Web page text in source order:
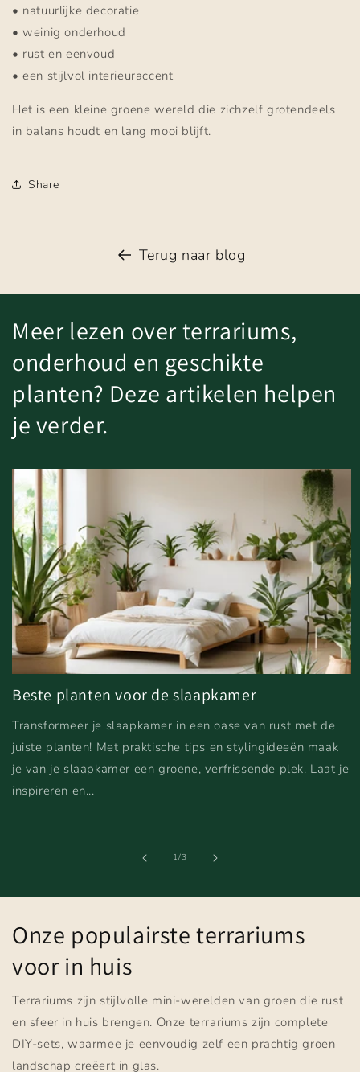
• natuurlijke decoratie
• weinig onderhoud
• rust en eenvoud
• een stijlvol interieuraccent
Het is een kleine groene wereld die zichzelf grotendeels
in balans houdt en lang mooi blijft.
Share
Terug naar blog
Meer lezen over terrariums,
onderhoud en geschikte
planten? Deze artikelen helpen
je verder.
Beste planten voor de slaapkamer
Transformeer je slaapkamer in een oase van rust met de
juiste planten! Met praktische tips en stylingideeën maak
je van je slaapkamer een groene, verfrissende plek. Laat je
inspireren en...
1/van
3
Onze populairste terrariums
voor in huis
Terrariums zijn stijlvolle mini-werelden van groen die rust
en sfeer in huis brengen. Onze terrariums zijn complete
DIY-sets, waarmee je eenvoudig zelf een prachtig groen
landschap creëert in glas.